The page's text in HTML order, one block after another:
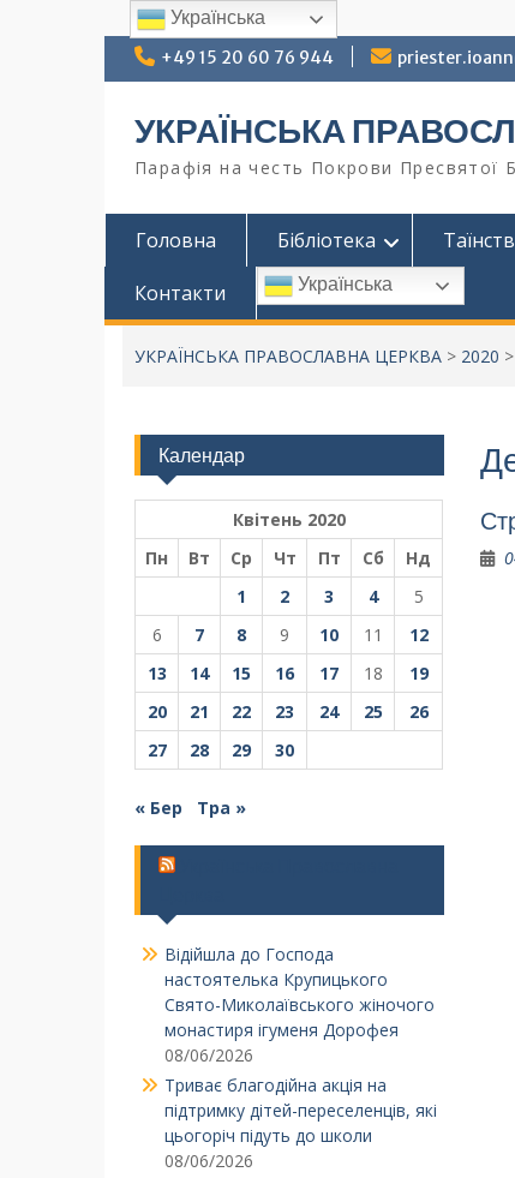
+49 15 20 60 76 944
УКРАЇНСЬКА
Парафія на честь Покрови Пресвятої
Головна Бібліотека
Контакти
Українська
УКРАЇНСЬКА ПРАВОСЛАВНА ЦЕРКВА > 2020 >
Календар
Квітень 2020
Пн
Вт Ср Чт Пт Сб
Нд
1
2 3 4
5
6
7 8 9 10 11
12
13
14 15 16 17 18
19
20
21 22 23 24 25
26
27
28 29 30
« Бер Тра »
Відійшла до Господа
настоятелька Крупицького
Свято-Миколаївського жіночого
монастиря ігуменя Дорофея
08/06/2026
Триває благодійна акція на
підтримку дітей-переселенців, які
цьогоріч підуть до школи
08/06/2026
Українська